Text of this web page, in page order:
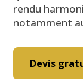
rendu
notamment
Devis